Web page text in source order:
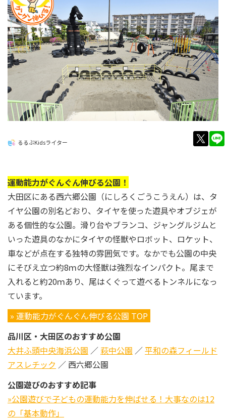
るるぶKidsライター
運動能力がぐんぐん伸びる公園！
大田区にある西六郷公園（にしろくごうこうえん）は、タ
イヤ公園の別名どおり、タイヤを使った遊具やオブジェが
ある個性的な公園。滑り台やブランコ、ジャングルジムと
いった遊具のなかにタイヤの怪獣やロボット、ロケット、
車などが点在する独特の雰囲気です。なかでも公園の中央
にそびえ立つ約8ｍの大怪獣は強烈なインパクト。尾まで
入れると約20ｍあり、尾はくぐって遊べるトンネルになっ
ています。
» 運動能力がぐんぐん伸びる公園 TOP
品川区・大田区のおすすめ公園
大井ふ頭中央海浜公園 ／ 萩中公園 ／平和の森フィールド
アスレチック ／ 西六郷公園
公園遊びのおすすめ記事
»公園遊びで子どもの運動能力を伸ばせる！大事なのは12
の「基本動作」